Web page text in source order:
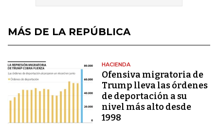
MÁS DE LA REPÚBLICA
HACIENDA
Ofensiva migratoria de
Trump lleva las órdenes
de deportación a su
nivel más alto desde
1998